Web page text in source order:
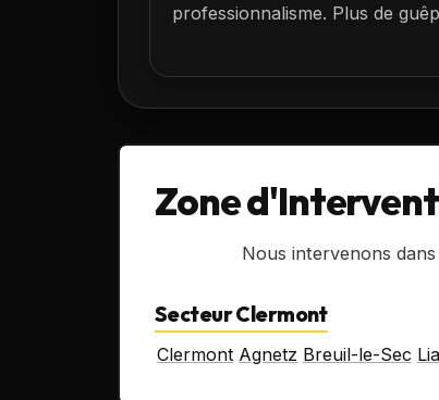
professionnalisme. Plus de
Zone
Nous intervenons
Secteur Clermont
Clermont Agnetz Breuil-le-Sec